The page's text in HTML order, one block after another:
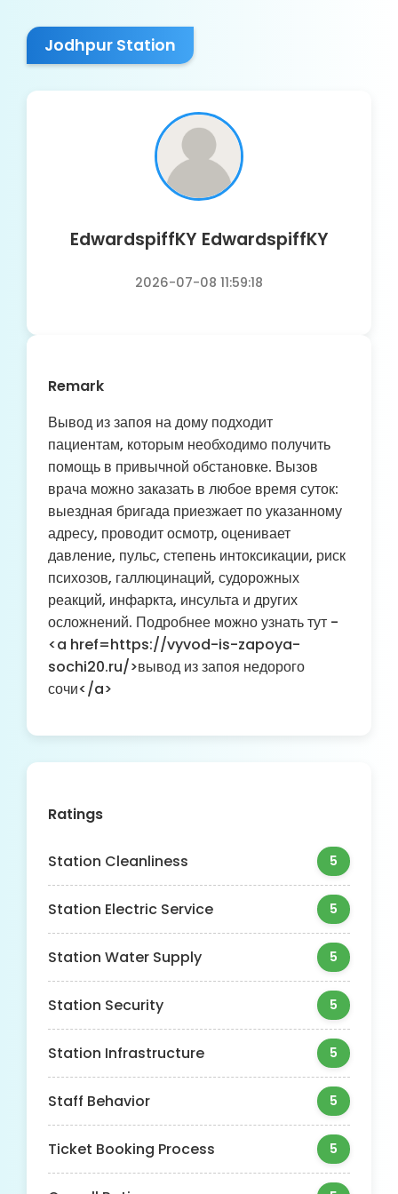
Jodhpur Station
EdwardspiffKY EdwardspiffKY
2026-07-08 11:59:18
Remark
Вывод из запоя на дому подходит
пациентам, которым необходимо получить
помощь в привычной обстановке. Вызов
врача можно заказать в любое время суток:
выездная бригада приезжает по указанному
адресу, проводит осмотр, оценивает
давление, пульс, степень интоксикации, риск
психозов, галлюцинаций, судорожных
реакций, инфаркта, инсульта и других
осложнений. Подробнее можно узнать тут -
<a href=https://vyvod-is-zapoya-
sochi20.ru/>вывод из запоя недорого
сочи</a>
Ratings
Station Cleanliness 5
Station Electric Service 5
Station Water Supply 5
Station Security 5
Station Infrastructure 5
Staff Behavior 5
Ticket Booking Process 5